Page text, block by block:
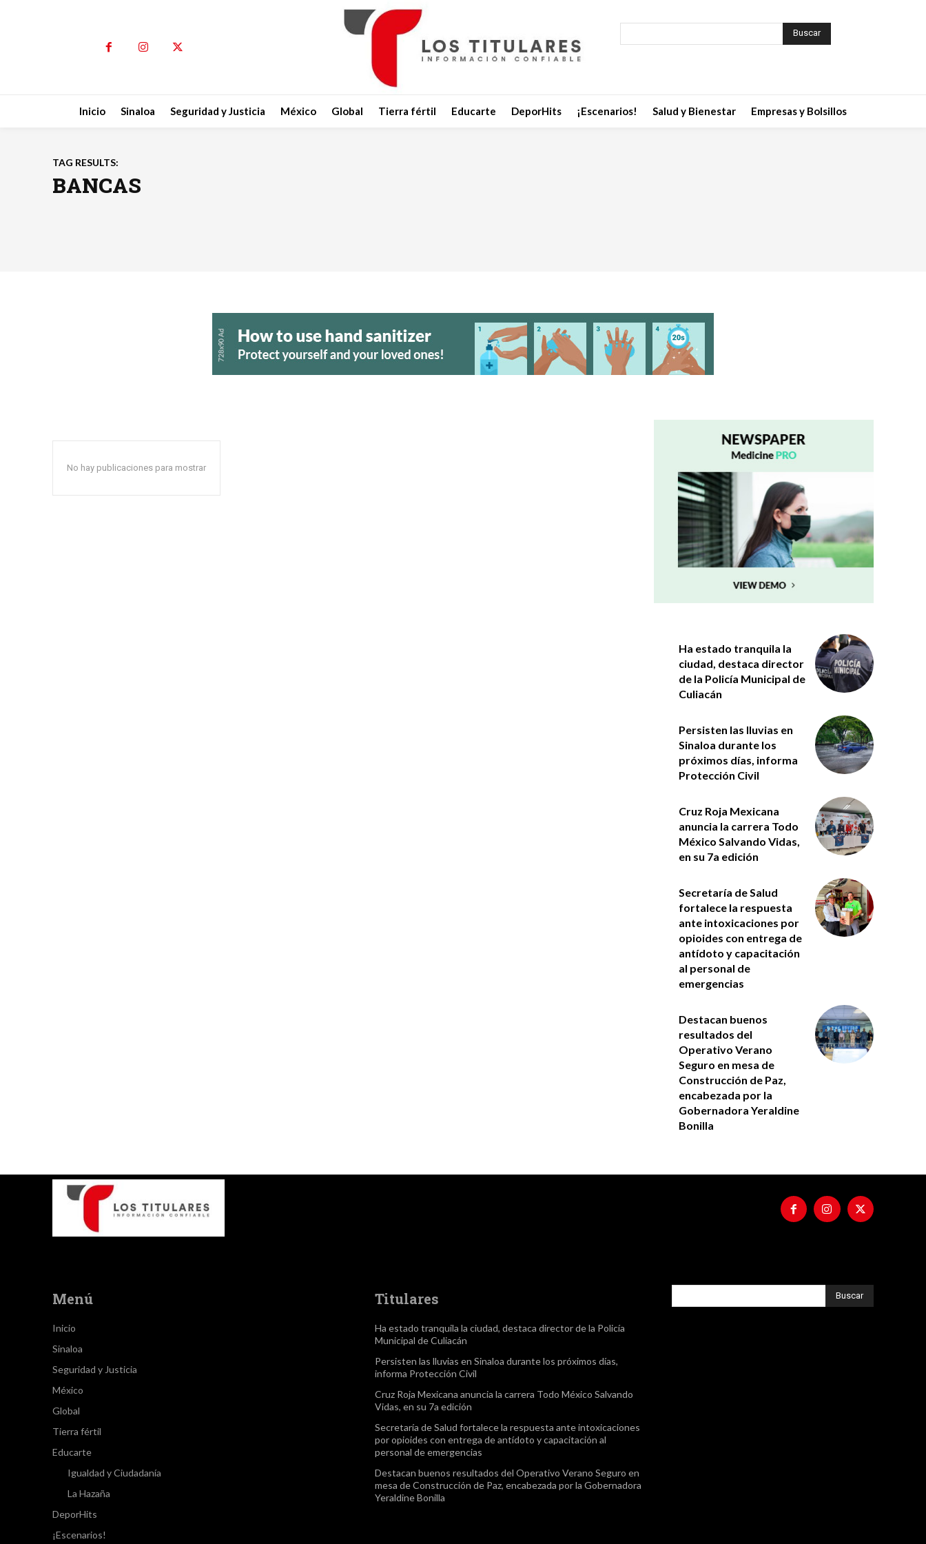
Buscar
Inicio Sinaloa Seguridad y Justicia México Global Tierra fértil Educarte DeporHits ¡Escenarios! Salud y Bienestar Empresas y Bolsillos
TAG RESULTS:
BANCAS
No hay publicaciones para mostrar
Ha estado tranquila la
ciudad, destaca director
de la Policía Municipal de
Culiacán
Persisten las lluvias en
Sinaloa durante los
próximos días, informa
Protección Civil
Cruz Roja Mexicana
anuncia la carrera Todo
México Salvando Vidas,
en su 7a edición
Secretaría de Salud
fortalece la respuesta
ante intoxicaciones por
opioides con entrega de
antídoto y capacitación
al personal de
emergencias
Destacan buenos
resultados del
Operativo Verano
Seguro en mesa de
Construcción de Paz,
encabezada por la
Gobernadora Yeraldine
Bonilla
Menú
Inicio
Sinaloa
Seguridad y Justicia
México
Global
Tierra fértil
Educarte
Igualdad y Ciudadanía
La Hazaña
DeporHits
¡Escenarios!
Titulares
Ha estado tranquila la ciudad, destaca director de la Policía
Municipal de Culiacán
Persisten las lluvias en Sinaloa durante los próximos días,
informa Protección Civil
Cruz Roja Mexicana anuncia la carrera Todo México Salvando
Vidas, en su 7a edición
Secretaría de Salud fortalece la respuesta ante intoxicaciones
por opioides con entrega de antídoto y capacitación al
personal de emergencias
Destacan buenos resultados del Operativo Verano Seguro en
mesa de Construcción de Paz, encabezada por la Gobernadora
Yeraldine Bonilla
Buscar